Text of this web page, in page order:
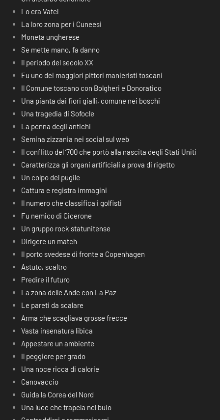
Lo era Vatel
La loro zona per i Cuneesi
Moneta ungherese
Se mette mano, fa danno
Il periodo del secolo XX
Fu uno dei maggiori pittori manieristi toscani
Il Comune toscano con Bolgheri e Donoratico
Una pianta dai fiori gialli, comune nei boschi
Una tragedia di Sofocle
La penna degli antichi
Semina zizzania nei social sul web
Il conflitto del ‘700 che portò alla nascita degli Stati Uniti
Caratterizza gli organi artificiali a prova di rigetto
Un colpo del pugile
Cattura e registra immagini
Il numero che classifica i golfisti
Fu nemico di Cicerone
Un gruppo rock statunitense
Dirigere un match
Il porto svedese di fronte a Copenhagen
Astuto, scaltro
Predire il futuro
La zona delle Ande con La Paz
Le pareti da scalare
Arma che scagliava grosse frecce
Vasta insenatura libica
Appestare un ambiente
Il peggiore per grado
Una noce ricca di calorie
Canovaccio
Guida la Corea del Nord
Una luce che trapela nel buio